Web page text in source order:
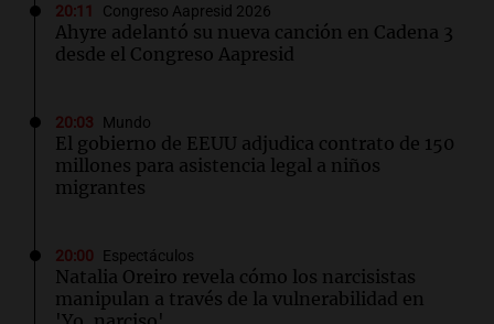
20:11 Congreso Aapresid 2026
Ahyre adelantó su nueva canción en Cadena 3
desde el Congreso Aapresid
20:03 Mundo
El gobierno de EEUU adjudica contrato de 150
millones para asistencia legal a niños
migrantes
20:00 Espectáculos
Natalia Oreiro revela cómo los narcisistas
manipulan a través de la vulnerabilidad en